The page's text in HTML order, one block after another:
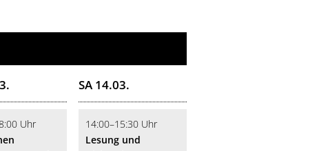
Uhr
SA 14.03.
14:00–15:30 Uhr
Lesung und